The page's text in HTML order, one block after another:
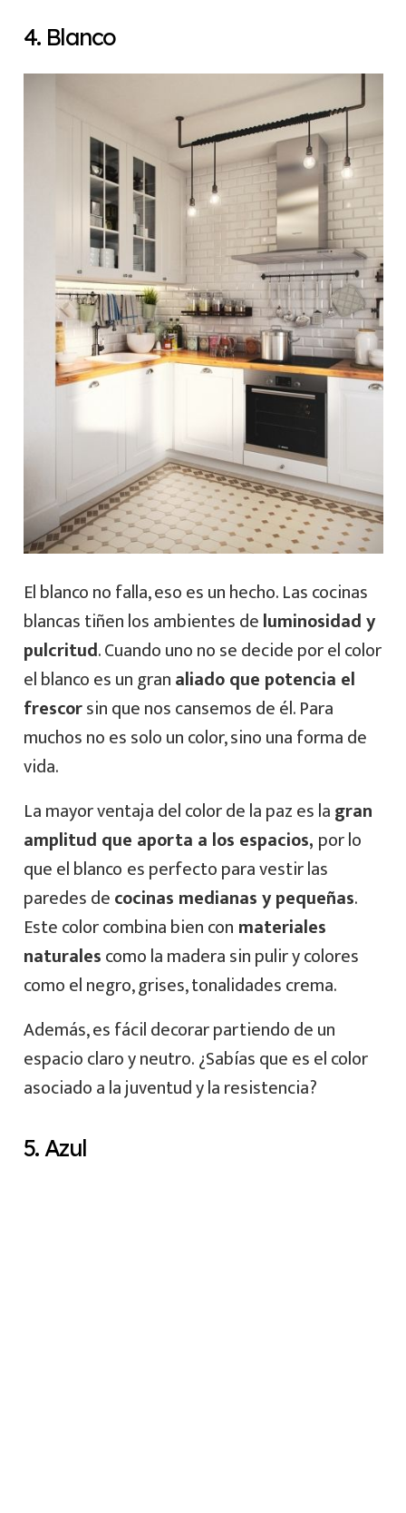
4. Blanco
El blanco no falla, eso es un hecho. Las cocinas
blancas tiñen los ambientes deluminosidad y
pulcritud. Cuando uno no se decide por el color
el blanco es un granaliado que potencia el
frescorsin que nos cansemos de él. Para
muchos no es solo un color, sino una forma de
vida.
La mayor ventaja del color de la paz es lagran
amplitud que aporta a los espacios, por lo
que el blanco es perfecto para vestir las
paredes decocinas medianas y pequeñas.
Este color combina bien con materiales
naturalescomo la madera sin pulir y colores
como el negro, grises, tonalidades crema.
Además, es fácil decorar partiendo de un
espacio claro y neutro. ¿Sabías que es el color
asociado a la juventud y la resistencia?
5. Azul